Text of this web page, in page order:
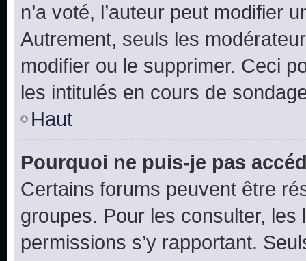
n’a voté, l’auteur peut modifier
Autrement, seuls les
modifier ou le supprimer. Ceci
les intitulés en cours de
Haut
Pourquoi ne puis-je pas
Certains forums peuvent être
groupes. Pour les consulter,
permissions s’y rapportant.